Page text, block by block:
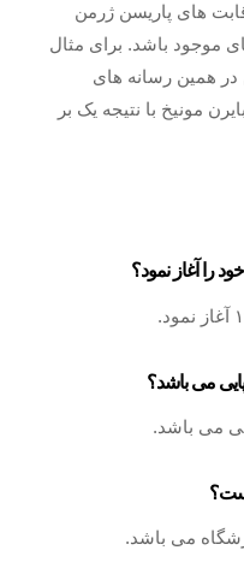
های پاریسن ژرمن
موجود باشد. برای مثال
در همین رسانه های
مونیخ با نتیجه یک بر
را آغاز نمود؟
می باشد؟
می باشد.
می باشد.